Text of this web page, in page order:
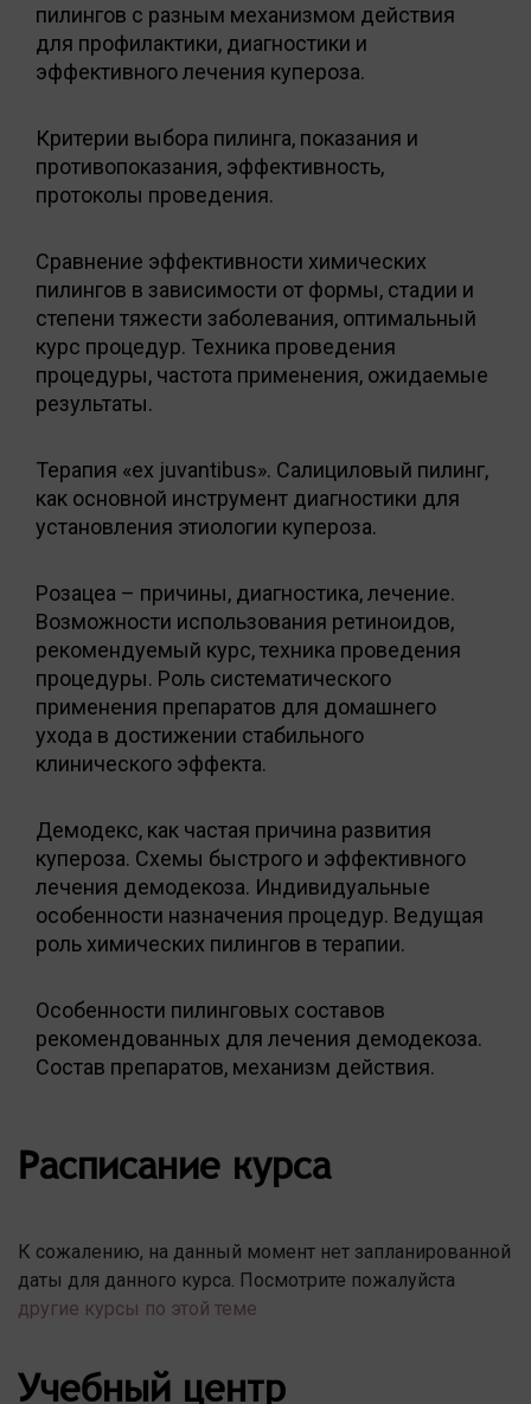
пилингов с разным механизмом действия
для профилактики, диагностики и
эффективного лечения купероза.
Критерии выбора пилинга, показания и
противопоказания, эффективность,
протоколы проведения.
Сравнение эффективности химических
пилингов в зависимости от формы, стадии и
степени тяжести заболевания, оптимальный
курс процедур. Техника проведения
процедуры, частота применения, ожидаемые
результаты.
Терапия «ex juvantibus». Салициловый пилинг,
как основной инструмент диагностики для
установления этиологии купероза.
Розацеа – причины, диагностика, лечение.
Возможности использования ретиноидов,
рекомендуемый курс, техника проведения
процедуры. Роль систематического
применения препаратов для домашнего
ухода в достижении стабильного
клинического эффекта.
Демодекс, как частая причина развития
купероза. Схемы быстрого и эффективного
лечения демодекоза. Индивидуальные
особенности назначения процедур. Ведущая
роль химических пилингов в терапии.
Особенности пилинговых составов
рекомендованных для лечения демодекоза.
Состав препаратов, механизм действия.
Расписание курса
К сожалению, на данный момент нет запланированной
даты для данного курса. Посмотрите пожалуйста
другие курсы по этой теме
Учебный центр